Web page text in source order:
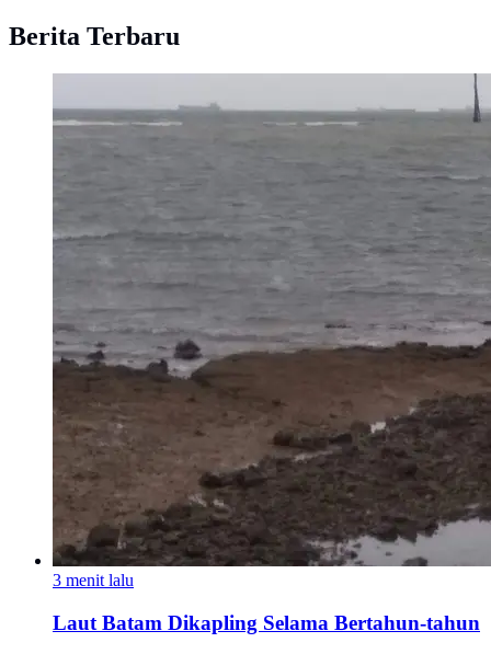
Berita Terbaru
3 menit lalu
Laut Batam Dikapling Selama Bertahun-tahun